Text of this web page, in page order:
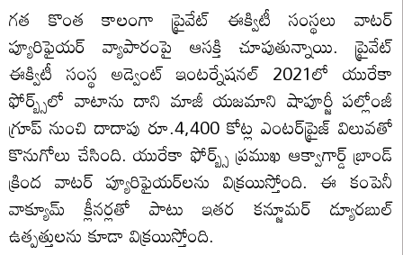
గత కొంత కాలంగా ప్రైవేట్ ఈక్విటీ సంస్థలు వాటర్
ప్యూరిఫైయర్ వ్యాపారంపై ఆసక్తి చూపుతున్నాయి. ప్రైవేట్
ఈక్విటీ సంస్థ అడ్వెంట్ ఇంటర్నేషనల్ 2021లో యురేకా
ఫోర్బ్స్‌లో వాటాను దాని మాజీ యజమాని షాపూర్జీ పల్లోంజీ
గ్రూప్ నుంచి దాదాపు రూ.4,400 కోట్ల ఎంటర్‌ప్రైజ్ విలువతో
కొనుగోలు చేసింది. యురేకా ఫోర్బ్స్ ప్రముఖ ఆక్వాగార్డ్ బ్రాండ్
క్రింద వాటర్ ప్యూరిఫైయర్‌లను విక్రయిస్తోంది. ఈ కంపెనీ
వాక్యూమ్ క్లీనర్లతో పాటు ఇతర కన్జూమర్ డ్యూరబుల్
ఉత్పత్తులను కూడా విక్రయిస్తోంది.